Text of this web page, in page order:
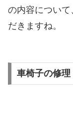
の内容につい
だきますね。
車椅子の修理